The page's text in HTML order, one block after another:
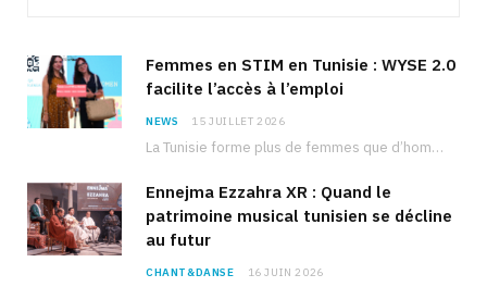
Femmes en STIM en Tunisie : WYSE 2.0
facilite l’accès à l’emploi
NEWS 15 JUILLET 2026
La Tunisie forme plus de femmes que d’hommes dans les filières scientifiques. Pourtant, pour beaucoup…
Ennejma Ezzahra XR : Quand le
patrimoine musical tunisien se décline
au futur
CHANT&DANSE 16 JUIN 2026